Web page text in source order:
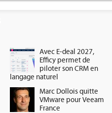
Avec E-deal 2027,
Efficy permet de
piloter son CRM en
langage naturel
Marc Dollois quitte
VMware pour Veeam
France